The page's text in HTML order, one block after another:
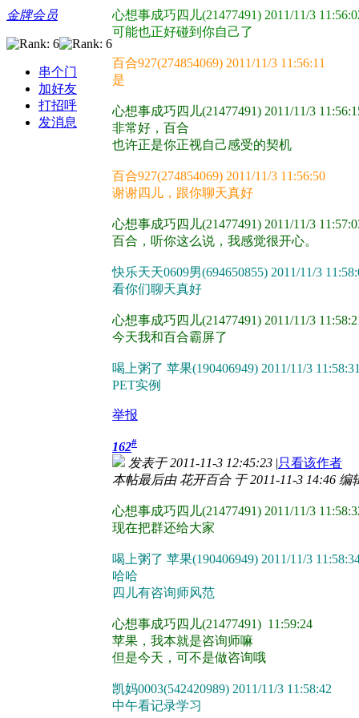
金牌会员
串个门
加好友
打招呼
发消息
心想事成巧四儿(21477491) 2011/11/3
可能也正好碰到你自己了
百合927(274854069) 2011/11/3 11:56:11
是
心想事成巧四儿(21477491) 2011/11/3
非常好，百合
也许正是你正视自己感受的契机
百合927(274854069) 2011/11/3 11:56:50
谢谢四儿，跟你聊天真好
心想事成巧四儿(21477491) 2011/11/3
百合，听你这么说，我感觉很开心。
快乐天天0609男(694650855) 2011/11/3
看你们聊天真好
心想事成巧四儿(21477491) 2011/11/3
今天我和百合霸屏了
喝上粥了 苹果(190406949) 2011/11/3 11:58:31
PET实例
举报
162#
发表于 2011-11-3 12:45:23 |只看该作者
本帖最后由 花开百合 于 2011-11-3 14:46 编
心想事成巧四儿(21477491) 2011/11/3
现在把群还给大家
喝上粥了 苹果(190406949) 2011/11/3
哈哈
四儿有咨询师风范
心想事成巧四儿(21477491) 11:59:24
苹果，我本就是咨询师嘛
但是今天，可不是做咨询哦
凯妈0003(542420989) 2011/11/3 11:58:42
中午看记录学习